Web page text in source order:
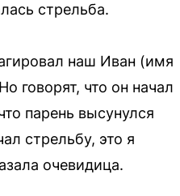
стрельба.
наш Иван (имя
говорят, что он начал
парень высунулся
стрельбу, это я
очевидица.